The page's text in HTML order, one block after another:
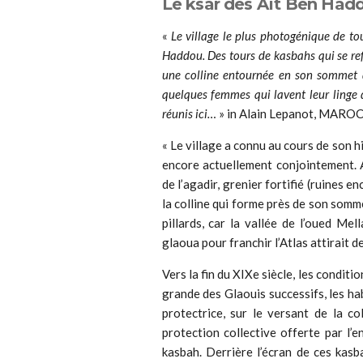
Le ksar des Aït Ben
« Le village le plus photogénique de
Haddou. Des tours de kasbahs qui se
une colline entournée en son sommet
quelques femmes qui lavent leur linge
réunis ici… » in Alain Lepanot,
« Le village a connu au cours de
encore actuellement
de l’agadir, grenier fortifié (ruines
la colline qui forme près de son
pillards, car la vallée de l’oued
glaoua pour franchir l’Atlas attirait
Vers la fin du XIXe siècle, les
grande des Glaouis successifs, les
protectrice, sur le versant de la
protection collective offerte par
kasbah. Derrière l’écran de ces